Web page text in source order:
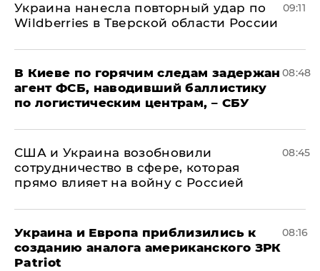
Украина нанесла повторный удар по
Wildberries в Тверской области России
09:11
В Киеве по горячим следам задержан
агент ФСБ, наводивший баллистику
по логистическим центрам, – СБУ
08:48
США и Украина возобновили
сотрудничество в сфере, которая
прямо влияет на войну с Россией
08:45
Украина и Европа приблизились к
созданию аналога американского ЗРК
Patriot
08:16